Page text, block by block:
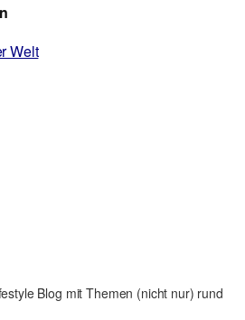
Welt
Blog mit Themen (nicht nur) rund